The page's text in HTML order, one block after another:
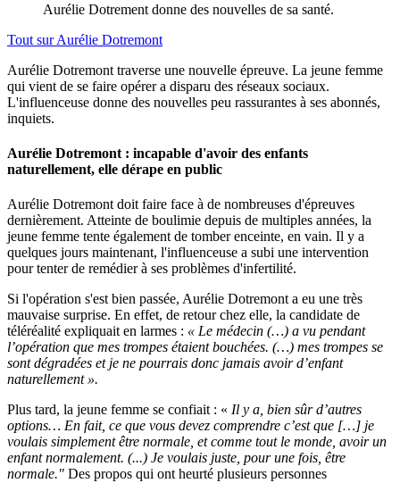
Aurélie Dotrement donne des nouvelles de sa santé.
Tout surAurélie Dotremont
Aurélie Dotremont traverse une nouvelle épreuve. La jeune femme
qui vient de se faire opérer a disparu des réseaux sociaux.
L'influenceuse donne des nouvelles peu rassurantes à ses abonnés,
inquiets.
Aurélie Dotremont : incapable d'avoir des enfants
naturellement, elle dérape en public
Aurélie Dotremont doit faire face à de nombreuses d'épreuves
dernièrement. Atteinte de boulimie depuis de multiples années, la
jeune femme tente également de tomber enceinte, en vain. Il y a
quelques jours maintenant, l'influenceuse a subi une intervention
pour tenter de remédier à ses problèmes d'infertilité.
Si l'opération s'est bien passée, Aurélie Dotremont a eu une très
mauvaise surprise. En effet, de retour chez elle, la candidate de
téléréalité expliquait en larmes : « Le médecin (…) a vu pendant
l’opération que mes trompes étaient bouchées. (…) mes trompes se
sont dégradées et je ne pourrais donc jamais avoir d’enfant
naturellement ».
Plus tard, la jeune femme se confiait : « Il y a, bien sûr d’autres
options… En fait, ce que vous devez comprendre c’est que […] je
voulais simplement être normale, et comme tout le monde, avoir un
enfant normalement. (...) Je voulais juste, pour une fois, être
normale." Des propos qui ont heurté plusieurs personnes